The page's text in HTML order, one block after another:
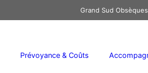
Grand Sud
Prévoyance & Coûts